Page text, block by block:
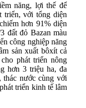
năng, lợi thế để
triển, với tổng diện
hơn 91% diện
đất đỏ Bazan màu
công nghiệp năng
sản xuất bôxít cả
phát triển nông
hơn 3 triệu ha, đa
thác nước cùng với
triển kinh tế lâm